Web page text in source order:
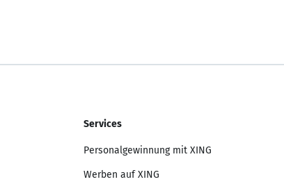
Services
Personalgewinnung mit XING
Werben auf XING